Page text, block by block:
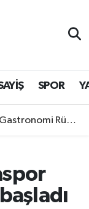
SPOR
"Manisa Kebabı" Oldu!